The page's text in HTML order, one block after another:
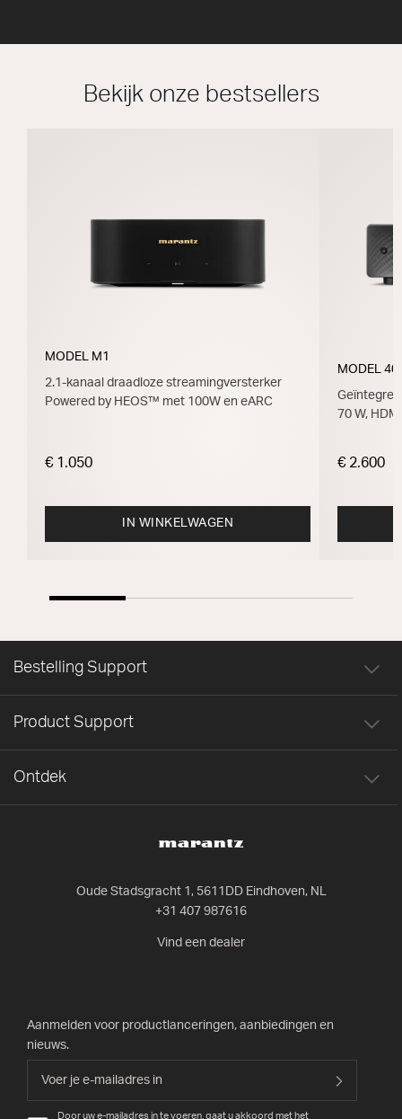
Bekijk onze bestsellers
MODEL M1
2.1-kanaal draadloze streamingversterker
Powered by HEOS™ met 100W en eARC
€ 1.050
IN WINKELWAGEN
MODEL
70 W,
€ 2.600
Oude Stadsgracht 1, 5611DD Eindhoven, NL
+31 407 987616
Vind een dealer
Bestelling Support
Product Support
Ontdek
Aanmelden voor productlanceringen, aanbiedingen en
nieuws.
Door uw e-mailadres in te voeren, gaat u akkoord met het